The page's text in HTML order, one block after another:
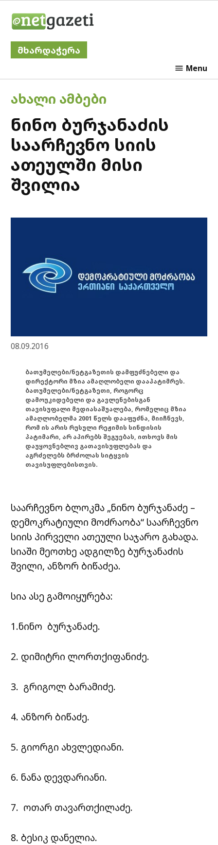
მხარდაჭერა
Menu
POSTED
IN
ᲐᲮᲐᲚᲘ ᲐᲛᲑᲔᲑᲘ
ნინო ბურჯანაძის
საარჩევნო სიის
ათეულში მისი
შვილია
08.09.2016
ბათუმელები/ნეტგაზეთის დამფუძნებელი და
დირექტორი მზია ამაღლობელი დააპატიმრეს.
ბათუმელები/ნეტგაზეთი, როგორც
დამოუკიდებელი და გავლენებისგან
თავისუფალი მედიასაშუალება, რომელიც მზია
ამაღლობელმა 2001 წელს დააფუძნა, მიიჩნევს,
რომ ის არის რუსული რეჟიმის სინდისის
პატიმარი, არ აპირებს შეგუებას, ითხოვს მის
დაუყოვნებლივ გათავისუფლებას და
აგრძელებს ბრძოლას სიტყვის
თავისუფლებისთვის.
საარჩევნო ბლოკმა „ნინო ბურჯანაძე –
დემოკრატიული მოძრაობა“ საარჩევნო
სიის პირველი ათეული საჯარო გახადა.
სიაში მეოთხე ადგილზე ბურჯანაძის
შვილი, ანზორ ბიწაძეა.
სია ასე გამოიყურება:
1.ნინო ბურჯანაძე.
2. დიმიტრი ლორთქიფანიძე.
3. გრიგოლ ბარამიძე.
4. ანზორ ბიწაძე.
5. გიორგი ახვლედიანი.
6. ნანა დევდარიანი.
7. ოთარ თავართქილაძე.
8. ბესიკ დანელია.